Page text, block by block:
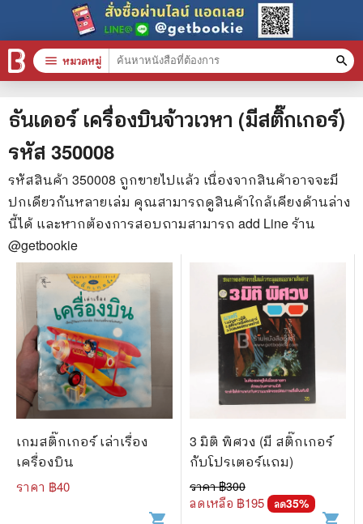
ธันเดอร์ เครื่องบินจ้าวเวหา (มีสติ๊กเกอร์)
รหัส 350008
รหัสสินค้า 350008 ถูกขายไปแล้ว เนื่องจากสินค้าอาจจะมี
ปกเดียวกันหลายเล่ม คุณสามารถดูสินค้าใกล้เคียงด้านล่าง
นี้ได้ และหากต้องการสอบถามสามารถ add Line ร้าน
@getbookie
เกมสติ๊กเกอร์ เล่าเรื่อง
เครื่องบิน
ราคา ฿40
shopping_cart
3 มิติ พิศวง (มี สติ๊กเกอร์
กับโปรเตอร์แถม)
ราคา ฿300
ลดเหลือ ฿195 ลด35%
shopping_cart
menu หมวดหมู่ search
หมวดหมู่สินค้า clear
หนังสือทั้งหมด
stars สินค้าใช้เฉพาะแต้มเท่านั้น
📚 หนังสือทั่วไป
🦄 วรรณกรรม นิยาย เรื่องสั้น
🎓 การศึกษา
😼 หนังสือการ์ตูน
🐲 หนังสือเด็ก
📕 นิตยสาร
🌎 International Books
🎲 Board Game
📅 สินค้าอื่นๆ